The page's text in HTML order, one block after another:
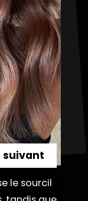
le sourcil
le sourcil
suivant